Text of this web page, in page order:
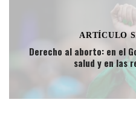
ARTÍCULO
Derecho al aborto: en el
salud y en las